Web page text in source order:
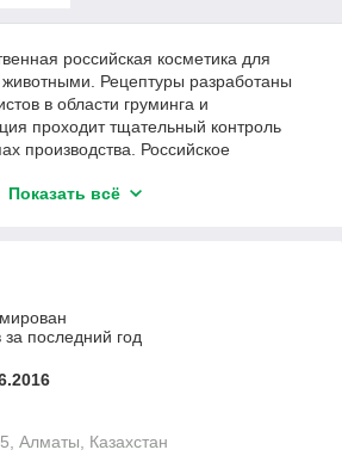
российская косметика для
Рецептуры разработаны
в области груминга и
проходит тщательный контроль
производства. Российское
Показать всё
последний год
Алматы, Казахстан